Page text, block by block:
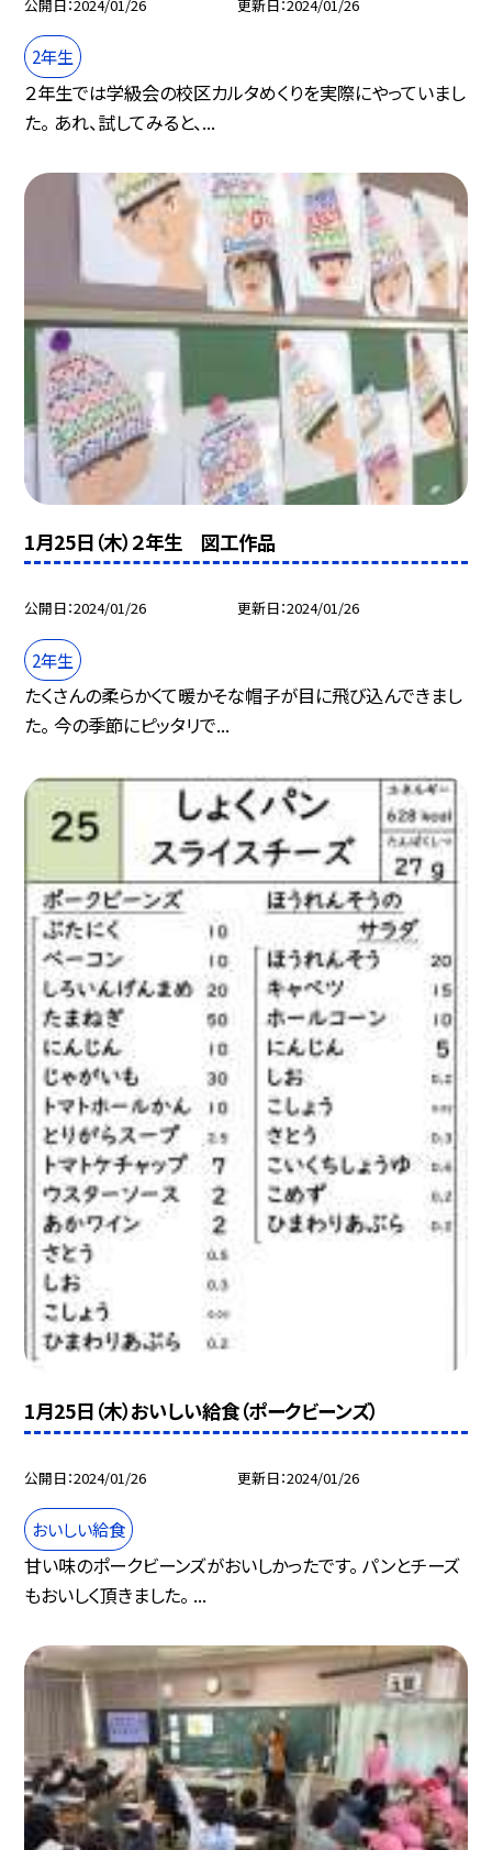
公開日 2024/01/26 更新日 2024/01/26
2年生
２年生では学級会の校区カルタめくりを実際にやっていまし
た。 あれ、試してみると、...
1月25日（木）２年生 図工作品
公開日 2024/01/26 更新日 2024/01/26
2年生
たくさんの柔らかくて暖かそな帽子が目に飛び込んできまし
た。 今の季節にピッタリで...
1月25日（木）おいしい給食（ポークビーンズ）
公開日 2024/01/26 更新日 2024/01/26
おいしい給食
甘い味のポークビーンズがおいしかったです。 パンとチーズ
もおいしく頂きました。 ...